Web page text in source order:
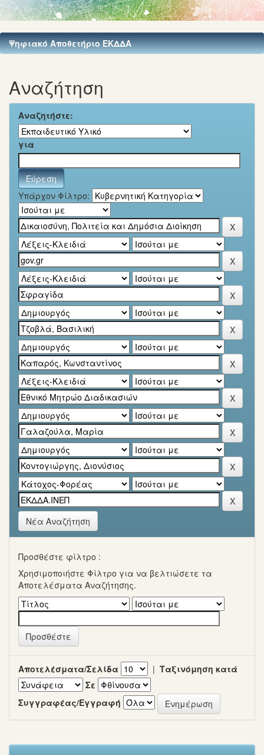
Ψηφιακό Αποθετήριο ΕΚΔΔΑ
Αναζήτηση
Αναζητήστε:
για
Υπάρχον Φίλτρο:
Νέα Αναζήτηση
Προσθέστε φίλτρο :
Χρησιμοποιήστε Φίλτρο για να βελτιώσετε τα
Αποτελέσματα Αναζήτησης.
Αποτελέσματα/Σελίδα | Ταξινόμηση κατά
Σε
Συγγραφέας/Εγγραφή